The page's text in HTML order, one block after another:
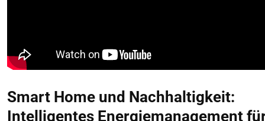
Smart Home und Nachhaltigkeit:
Intelligentes Energiemanagement